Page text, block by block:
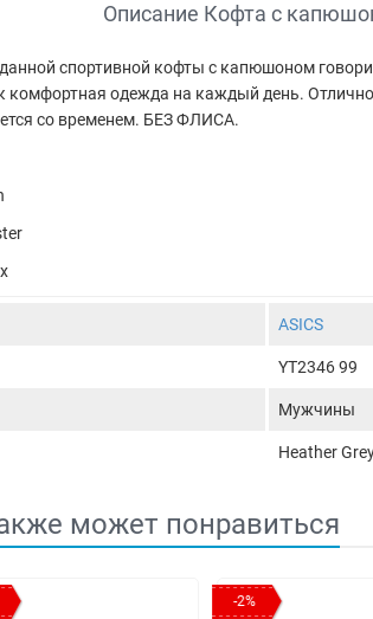
Описание Кофта с
спортивной кофты с капюшоном
комфортная одежда на каждый день.
со временем. БЕЗ ФЛИСА.
ASICS
YT2346 99
Мужчины
Heather
может понравиться